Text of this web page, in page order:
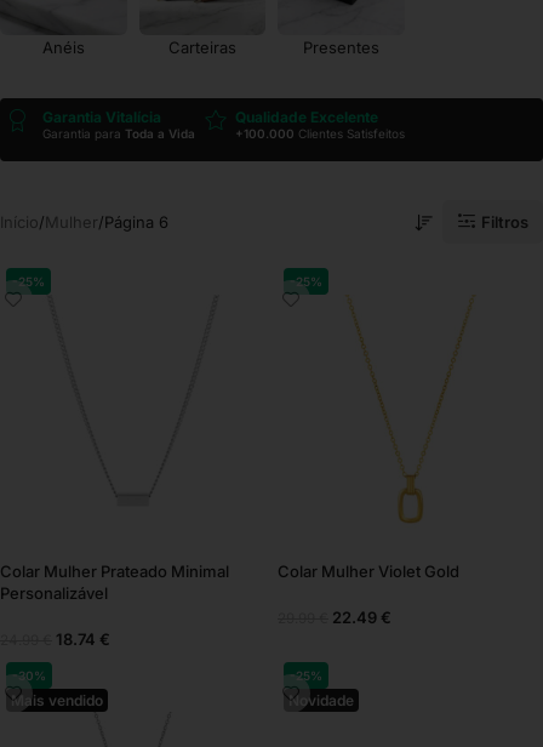
Anéis Carteiras Presentes
Garantia Vitalícia
Garantia para Toda a Vida
Qualidade Excelente
+100.000 Clientes Satisfeitos
Início Mulher Página 6 Filtros
-25%
Colar Mulher Prateado Minimal
Personalizável
18.74 €
-25%
Colar Mulher Violet Gold
22.49 €
-30%
Mais vendido
-25%
Novidade